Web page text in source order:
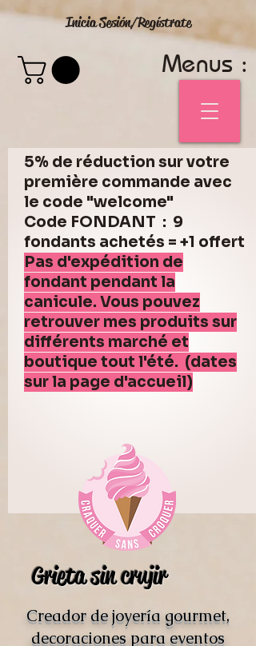
Inicia Sesión/Regístrate
Menus :
5% de réduction sur votre
première commande avec
le code "welcome"
Code FONDANT : 9
fondants achetés = +1 offert
Pas d'expédition de
fondant pendant la
canicule. Vous pouvez
retrouver mes produits sur
différents marché et
boutique tout l'été. (dates
sur la page d'accueil)
Grieta sin crujir
Creador de joyería gourmet,
decoraciones para eventos